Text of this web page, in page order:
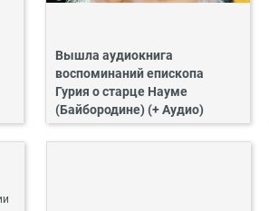
Вышла аудиокнига
воспоминаний епископа
Гурия о старце Науме
(Байбородине) (+ Аудио)